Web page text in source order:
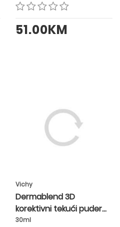
51.00KM
Vichy
Dermablend 3D
korektivni tekući puder
SPF25 nijansa 20 VANILLA
30ml